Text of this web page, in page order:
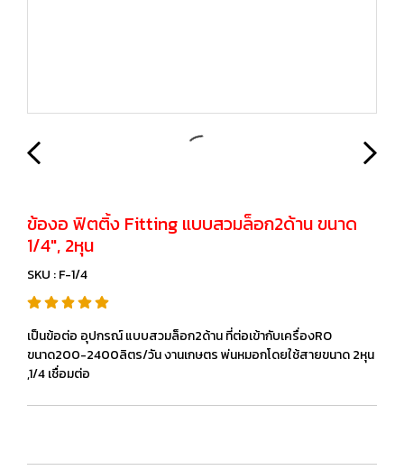
ข้องอ ฟิตติ้ง Fitting แบบสวมล็อก2ด้าน ขนาด
1/4", 2หุน
SKU : F-1/4
เป็นข้อต่อ อุปกรณ์ แบบสวมล็อก2ด้าน ที่ต่อเข้ากับเครื่องRO
ขนาด200-2400ลิตร/วัน งานเกษตร พ่นหมอกโดยใช้สายขนาด 2หุน
,1/4 เชื่อมต่อ